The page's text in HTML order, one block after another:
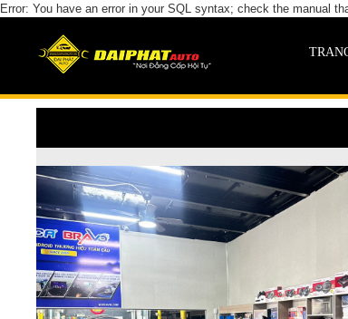
Error: You have an error in your SQL syntax; check the manual